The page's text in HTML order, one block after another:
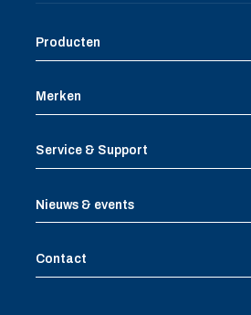
Producten
Merken
Service & Support
Nieuws & events
Contact